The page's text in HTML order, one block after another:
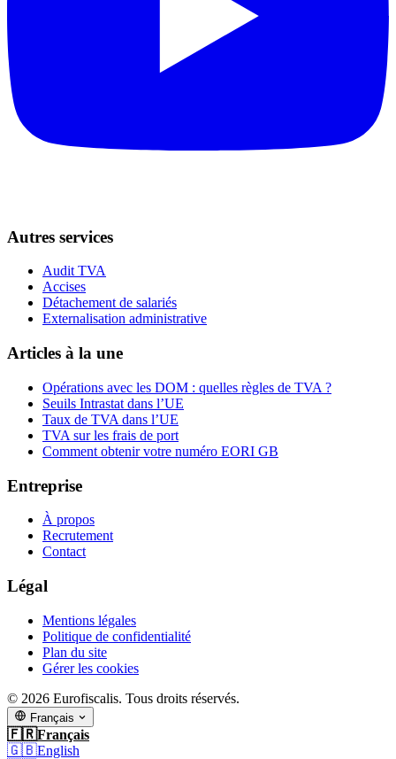
Autres services
Audit TVA
Accises
Détachement de salariés
Externalisation administrative
Articles à la une
Opérations avec les DOM : quelles règles de TVA ?
Seuils Intrastat dans l’UE
Taux de TVA dans l’UE
TVA sur les frais de port
Comment obtenir votre numéro EORI GB
Entreprise
À propos
Recrutement
Contact
Légal
Mentions légales
Politique de confidentialité
Plan du site
Gérer les cookies
© 2026 Eurofiscalis. Tous droits réservés.
Français
🇫🇷Français
🇬🇧English